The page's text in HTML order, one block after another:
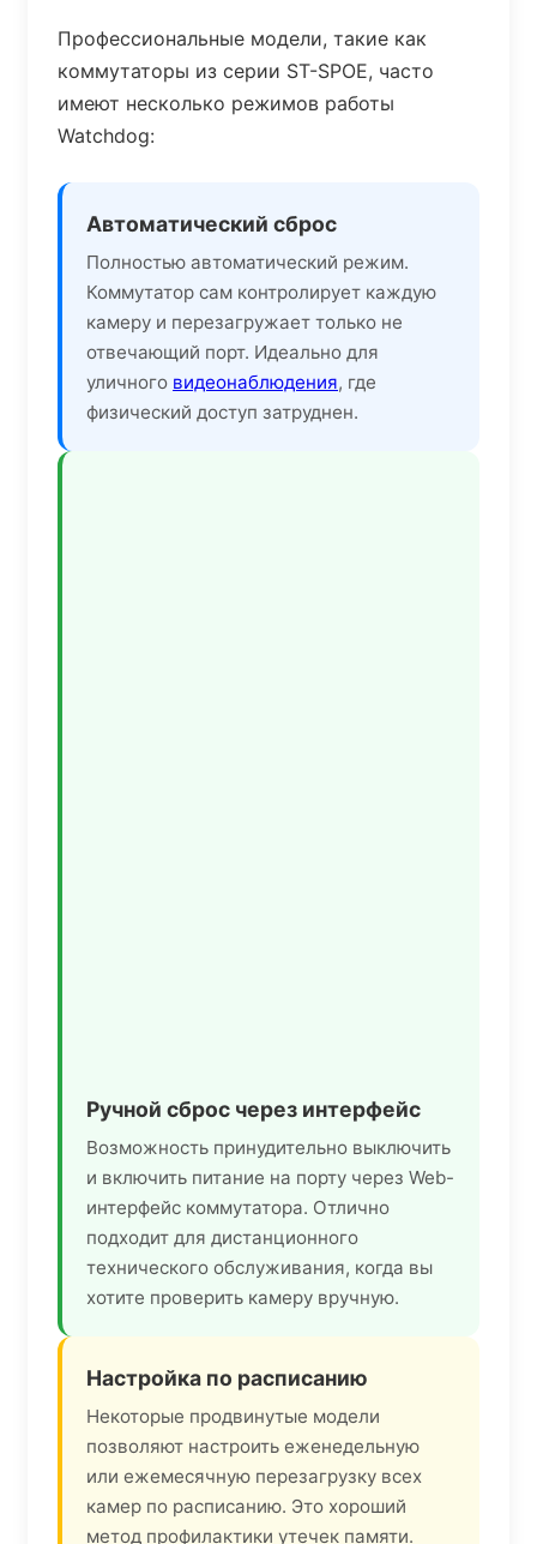
Профессиональные модели, такие как
коммутаторы из серии ST-SPOE, часто
имеют несколько режимов работы
Watchdog:
Автоматический сброс
Полностью автоматический режим.
Коммутатор сам контролирует каждую
камеру и перезагружает только не
отвечающий порт. Идеально для
уличного видеонаблюдения, где
физический доступ затруднен.
Ручной сброс через интерфейс
Возможность принудительно выключить
и включить питание на порту через Web-
интерфейс коммутатора. Отлично
подходит для дистанционного
технического обслуживания, когда вы
хотите проверить камеру вручную.
Настройка по расписанию
Некоторые продвинутые модели
позволяют настроить еженедельную
или ежемесячную перезагрузку всех
камер по расписанию. Это хороший
метод профилактики утечек памяти.